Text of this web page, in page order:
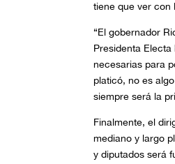
tiene que ver con
“El gobernador
Presidenta
necesarias para
platicó, no es
siempre será la
Finalmente, el
mediano y largo
y diputados será